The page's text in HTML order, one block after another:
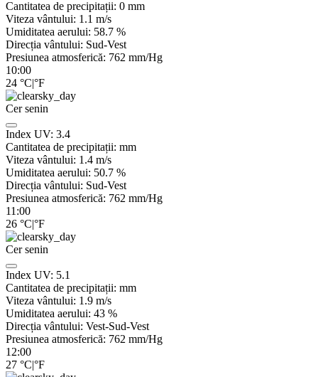
Cantitatea de precipitații: 0 mm
Viteza vântului: 1.1 m/s
Umiditatea aerului: 58.7 %
Direcția vântului: Sud-Vest
Presiunea atmosferică: 762 mm/Hg
10:00
24 °C|°F
Cer senin
Index UV: 3.4
Cantitatea de precipitații: mm
Viteza vântului: 1.4 m/s
Umiditatea aerului: 50.7 %
Direcția vântului: Sud-Vest
Presiunea atmosferică: 762 mm/Hg
11:00
26 °C|°F
Cer senin
Index UV: 5.1
Cantitatea de precipitații: mm
Viteza vântului: 1.9 m/s
Umiditatea aerului: 43 %
Direcția vântului: Vest-Sud-Vest
Presiunea atmosferică: 762 mm/Hg
12:00
27 °C|°F